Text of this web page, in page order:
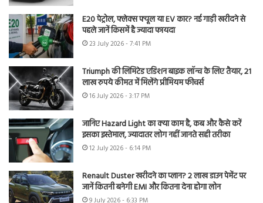
E20 पेट्रोल, फ्लेक्स फ्यूल या EV कार? नई गाड़ी खरीदने से
पहले जानें किसमें है ज्यादा फायदा
23 July 2026 - 7:41 PM
Triumph की लिमिटेड एडिशन बाइक लॉन्च के लिए तैयार, 21
लाख रुपये कीमत में मिलेंगे प्रीमियम फीचर्स
16 July 2026 - 3:17 PM
जानिए Hazard Light का क्या काम है, कब और कैसे करें
इसका इस्तेमाल, ज्यादातर लोग नहीं जानते सही तरीका
12 July 2026 - 6:14 PM
Renault Duster खरीदने का प्लान? 2 लाख डाउन पेमेंट पर
जानें कितनी बनेगी EMI और कितना देना होगा लोन
9 July 2026 - 6:33 PM